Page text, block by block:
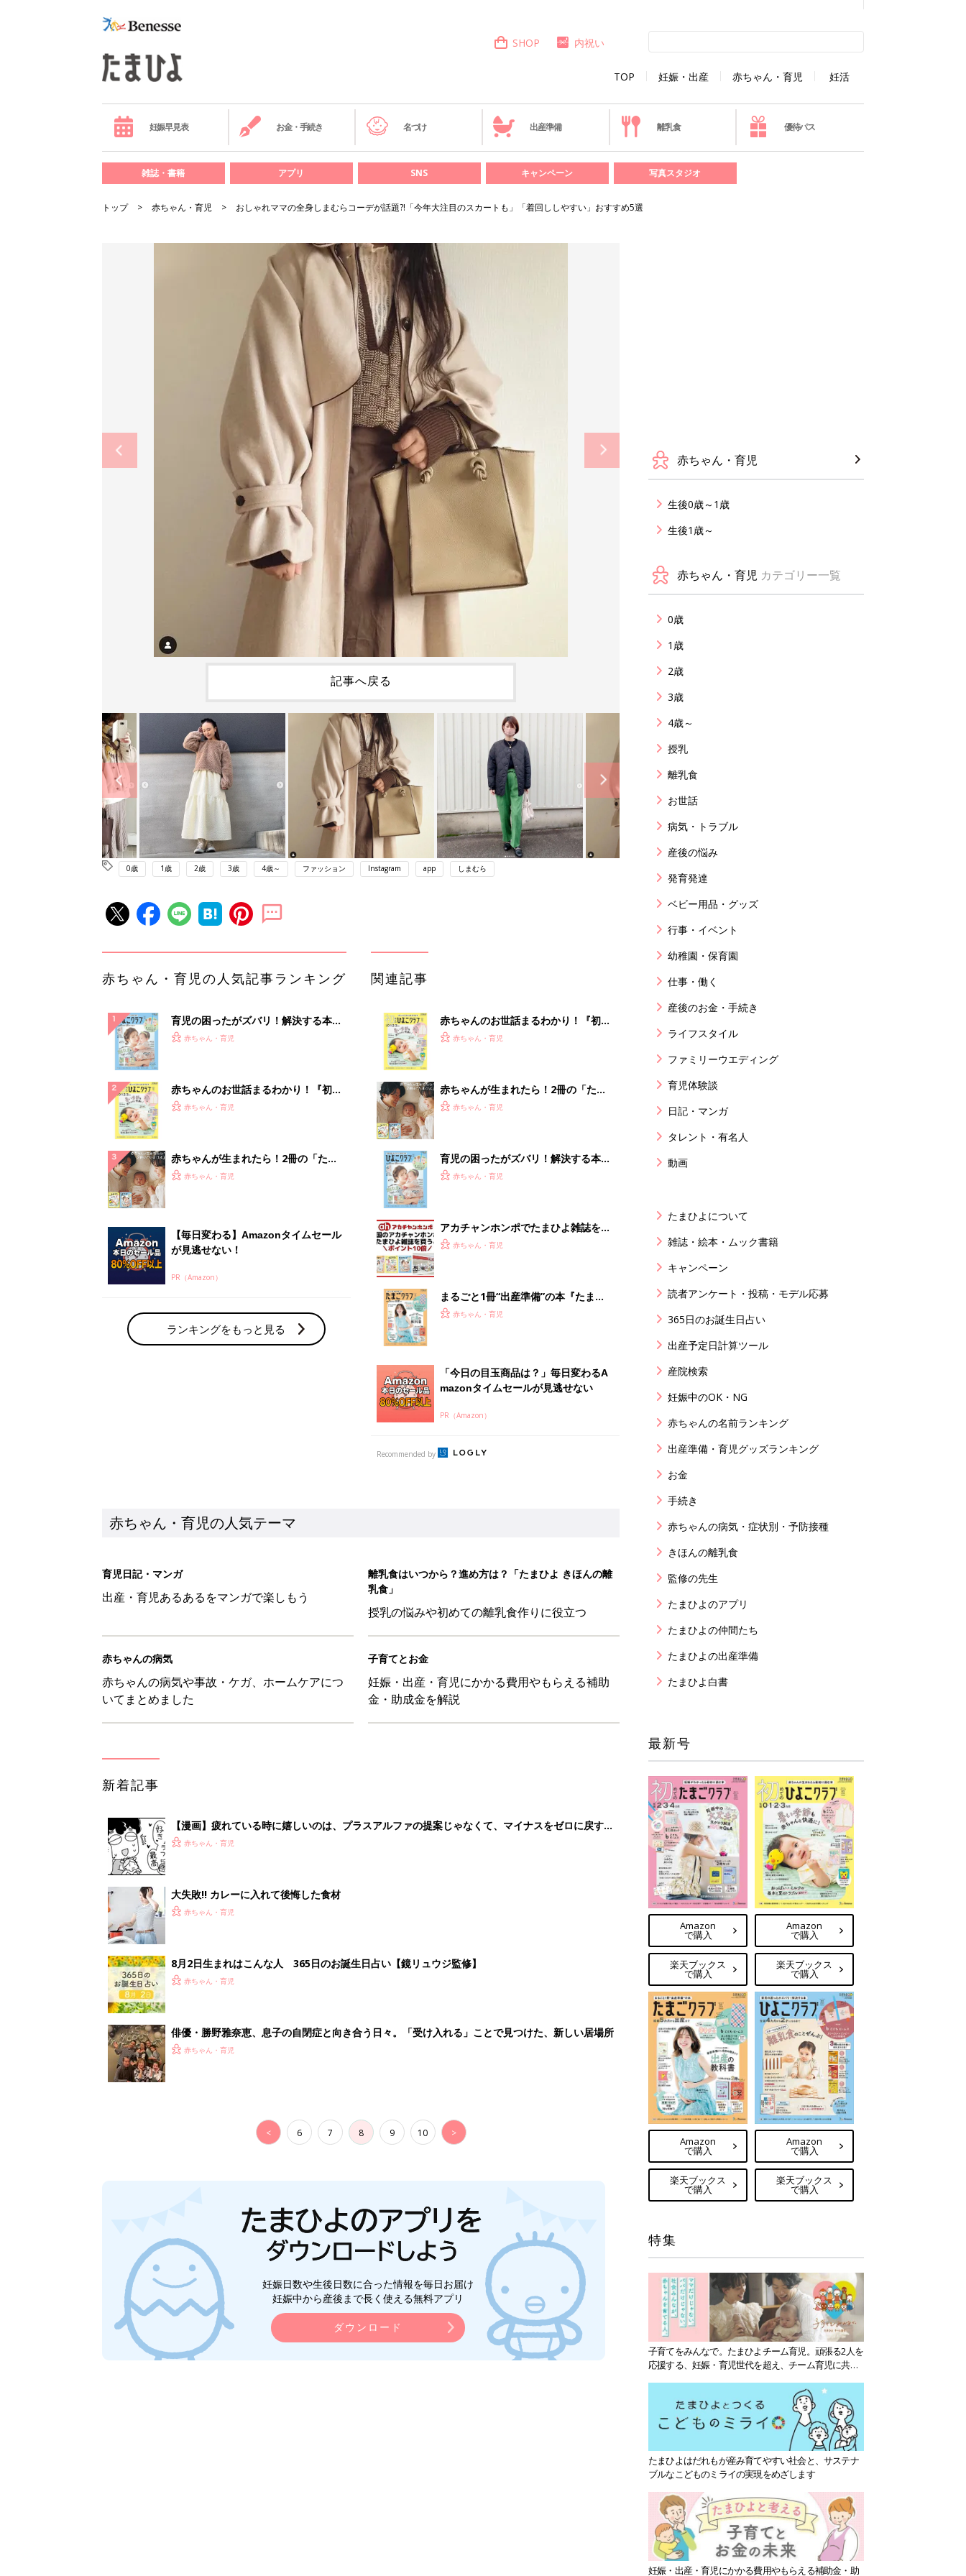
TOP 妊娠・出産 赤ちゃん・育児 妊活
SHOP 内祝い
妊娠早見表 お金・手続き 名づけ 出産準備 離乳食 優待パス
雑誌・書籍 アプリ SNS キャンペーン 写真スタジオ
トップ 赤ちゃん・育児 おしゃれママの全身しまむらコーデが話題?!「今年大注目のスカートも」「着回ししやすい」おすすめ5選
記事へ戻る
0歳 1歳 2歳 3歳 4歳～ ファッション Instagram app しまむら
赤ちゃん・育児の人気記事ランキング
育児の困ったがズバリ！解決する本
『ひよこクラブ 夏号』 4カ月～2才
赤ちゃん・育児
赤ちゃんのお世話まるわかり！『初め
てのひよこクラブ 夏号』〈巻頭大特
赤ちゃん・育児
赤ちゃんが生まれたら！2冊の「たま
ひよ」
赤ちゃん・育児
【毎日変わる】Amazonタイムセール
が見逃せない！
PR（Amazon）
ランキングをもっと見る
関連記事
赤ちゃんのお世話まるわかり！『初め
てのひよこクラブ 夏号』〈巻頭大特
赤ちゃん・育児
赤ちゃんが生まれたら！2冊の「たま
ひよ」
赤ちゃん・育児
育児の困ったがズバリ！解決する本
『ひよこクラブ 秋号』 4カ月～2才
赤ちゃん・育児
アカチャンホンポでたまひよ雑誌を買
うとポイント10倍【期間限定】
赤ちゃん・育児
まるごと1冊“出産準備”の本『たまご
クラブ 夏号』〈スペシャル大特集〉
赤ちゃん・育児
「今日の目玉商品は？」毎日変わるA
mazonタイムセールが見逃せない
PR（Amazon）
Recommended by
赤ちゃん・育児の人気テーマ
育児日記・マンガ
出産・育児あるあるをマンガで楽しもう
離乳食はいつから？進め方は？「たまひよ きほんの離
乳食」
授乳の悩みや初めての離乳食作りに役立つ
赤ちゃんの病気
赤ちゃんの病気や事故・ケガ、ホームケアにつ
いてまとめました
子育てとお金
妊娠・出産・育児にかかる費用やもらえる補助
金・助成金を解説
新着記事
【漫画】疲れている時に嬉しいのは、プラスアルファの提案じゃなくて、マイナスをゼロに戻す手
助け『ふうふう子育て ＃90』
赤ちゃん・育児
大失敗!! カレーに入れて後悔した食材
赤ちゃん・育児
8月2日生まれはこんな人 365日のお誕生日占い【鏡リュウジ監修】
赤ちゃん・育児
俳優・勝野雅奈恵、息子の自閉症と向き合う日々。「受け入れる」ことで見つけた、新しい居場所
赤ちゃん・育児
< 6 7 8 9 10 >
妊娠日数や生後日数に合った情報を毎日お届け
妊娠中から産後まで長く使える無料アプリ
ダウンロード
赤ちゃん・育児
生後0歳～1歳
生後1歳～
赤ちゃん・育児 カテゴリー一覧
0歳
1歳
2歳
3歳
4歳～
授乳
離乳食
お世話
病気・トラブル
産後の悩み
発育発達
ベビー用品・グッズ
行事・イベント
幼稚園・保育園
仕事・働く
産後のお金・手続き
ライフスタイル
ファミリーウエディング
育児体験談
日記・マンガ
タレント・有名人
動画
たまひよについて
雑誌・絵本・ムック書籍
キャンペーン
読者アンケート・投稿・モデル応募
365日のお誕生日占い
出産予定日計算ツール
産院検索
妊娠中のOK・NG
赤ちゃんの名前ランキング
出産準備・育児グッズランキング
お金
手続き
赤ちゃんの病気・症状別・予防接種
きほんの離乳食
監修の先生
たまひよのアプリ
たまひよの仲間たち
たまひよの出産準備
たまひよ白書
最新号
Amazon
で購入
楽天ブックス
で購入
Amazon
で購入
楽天ブックス
で購入
Amazon
で購入
楽天ブックス
で購入
Amazon
で購入
楽天ブックス
で購入
特集
子育てをみんなで。たまひよチーム育児。頑張る2人を
応援する、妊娠・育児世代を超え、チーム育児に共感
たまひよはだれもが産み育てやすい社会と、サステナ
ブルなこどものミライの実現をめざします
妊娠・出産・育児にかかる費用やもらえる補助金・助